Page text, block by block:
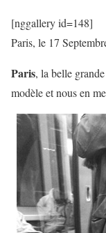
[nggallery id=148]
Paris, le 17
Paris, la belle
modèle et nous en